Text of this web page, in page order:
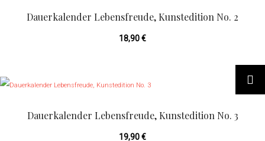
Dauerkalender Lebensfreude, Kunstedition No. 2
18,90€
Dauerkalender Lebensfreude, Kunstedition No. 3
19,90€